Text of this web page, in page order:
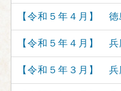
【令和５年４月】
【令和５年４月】
【令和５年３月】